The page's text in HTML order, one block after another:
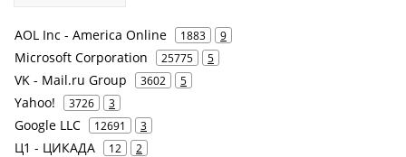
AOL Inc - America Online 1883 9
Microsoft Corporation 25775 5
VK - Mail.ru Group 3602 5
Yahoo! 3726 3
Google LLC 12691 3
Ц1 - ЦИКАДА 12 2